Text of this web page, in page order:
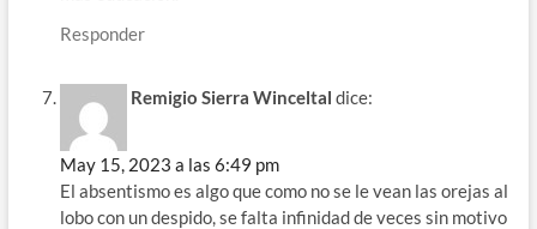
Responder
Remigio Sierra Winceltal dice:
May 15, 2023 a las 6:49 pm
El absentismo es algo que como no se le vean las orejas al
lobo con un despido, se falta infinidad de veces sin motivo